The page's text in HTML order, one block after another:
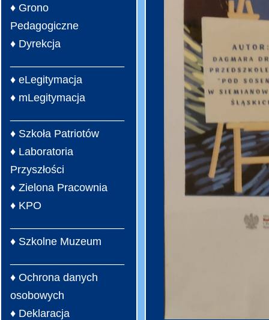
♦ Grono
Pedagogiczne
♦ Dyrekcja
♦ eLegitymacja
♦ mLegitymacja
♦ Szkoła Patriotów
♦ Laboratoria
Przyszłości
♦ Zielona Pracownia
♦ KPO
♦ Szkolne Muzeum
♦ Ochrona danych
osobowych
♦ Deklaracja